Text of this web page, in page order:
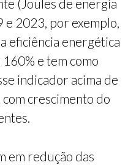
(Joules de energia
e 2023, por exemplo,
eficiência energética
e tem como
indicador acima de
crescimento do
em redução das